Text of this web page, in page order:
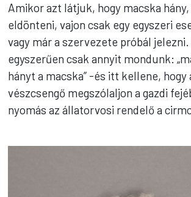
Amikor azt látjuk, hogy macska
eldönteni, vajon csak egy egyszeri
vagy már a szervezete próbál
egyszerűen csak annyit mondunk:
hányt a macska” -és itt kellene, hogy
vészcsengő megszólaljon a gazdi
nyomás az állatorvosi rendelő a